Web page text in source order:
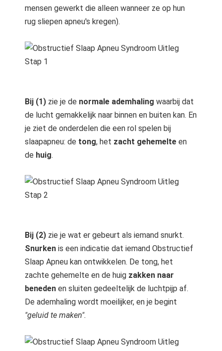
mensen gewerkt die alleen wanneer ze op hun
rug sliepen apneu's kregen).
Bij (1) zie je de normale ademhaling waarbij dat
de lucht gemakkelijk naar binnen en buiten kan. En
je ziet de onderdelen die een rol spelen bij
slaapapneu: de tong, het zacht gehemelte en
de huig.
Bij (2) zie je wat er gebeurt als iemand snurkt.
Snurken is een indicatie dat iemand Obstructief
Slaap Apneu kan ontwikkelen. De tong, het
zachte gehemelte en de huig zakken naar
beneden en sluiten gedeeltelijk de luchtpijp af.
De ademhaling wordt moeilijker, en je begint
"geluid te maken".